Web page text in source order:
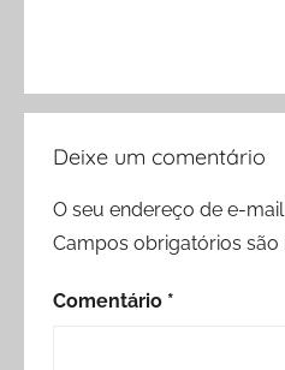
Deixe um comentário
O seu endereço de e-
Campos obrigatórios
Comentário *